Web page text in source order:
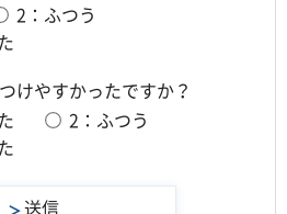
2：ふつう
けやすかったですか？
2：ふつう